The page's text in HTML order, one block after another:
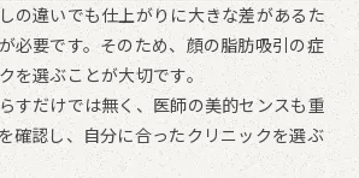
の違いでも仕上がりに大きな差があるた
必要です。そのため、顔の脂肪吸引の症
を選ぶことが大切です。
すだけでは無く、医師の美的センスも重
確認し、自分に合ったクリニックを選ぶ